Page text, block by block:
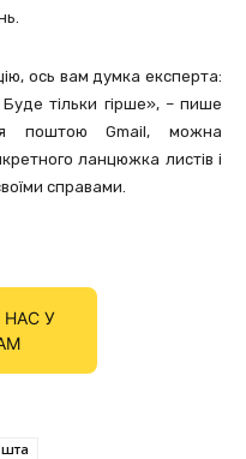
ось вам думка експерта:
Буде тільки гірше», – пише
поштою Gmail, можна
ланцюжка листів і
справами.
НАС У